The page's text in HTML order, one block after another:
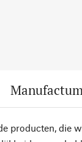
producten, die